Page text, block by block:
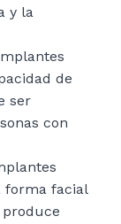
y la
de
ser
con
forma facial